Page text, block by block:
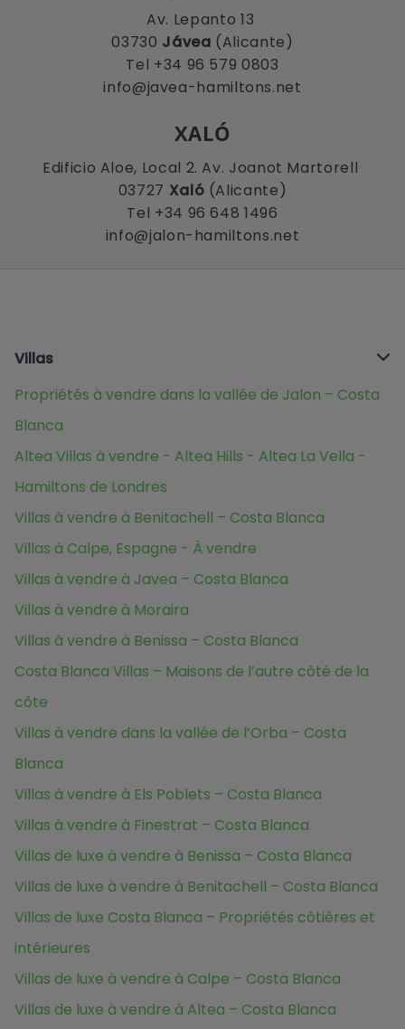
Av. Lepanto 13
03730 Jávea (Alicante)
Tel +34 96 579 0803
info@javea-hamiltons.net
XALÓ
Edificio Aloe, Local 2. Av. Joanot Martorell
03727 Xaló (Alicante)
Tel +34 96 648 1496
info@jalon-hamiltons.net
Villas
Propriétés à vendre dans la vallée de Jalon – Costa
Blanca
Altea Villas à vendre - Altea Hills - Altea La Vella -
Hamiltons de Londres
Villas à vendre à Benitachell – Costa Blanca
Villas à Calpe, Espagne - À vendre
Villas à vendre à Javea – Costa Blanca
Villas à vendre à Moraira
Villas à vendre à Benissa – Costa Blanca
Costa Blanca Villas – Maisons de l’autre côté de la
côte
Villas à vendre dans la vallée de l’Orba – Costa
Blanca
Villas à vendre à Els Poblets – Costa Blanca
Villas à vendre à Finestrat – Costa Blanca
Villas de luxe à vendre à Benissa – Costa Blanca
Villas de luxe à vendre à Benitachell – Costa Blanca
Villas de luxe Costa Blanca – Propriétés côtières et
intérieures
Villas de luxe à vendre à Calpe – Costa Blanca
Villas de luxe à vendre à Altea – Costa Blanca